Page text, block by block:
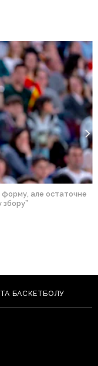
форму, але остаточне
БАСКЕТБОЛУ